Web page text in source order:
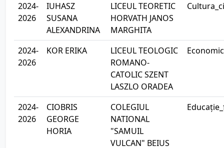
2024-
2026
IUHASZ
SUSANA
ALEXANDRINA
LICEUL TEORETIC
HORVATH JANOS
MARGHITA
2024-
2026
KOR ERIKA
LICEUL TEOLOGIC
ROMANO-
CATOLIC SZENT
LASZLO ORADEA
2024-
2026
CIOBRIS
GEORGE
HORIA
COLEGIUL
NATIONAL
"SAMUIL
VULCAN" BEIUS